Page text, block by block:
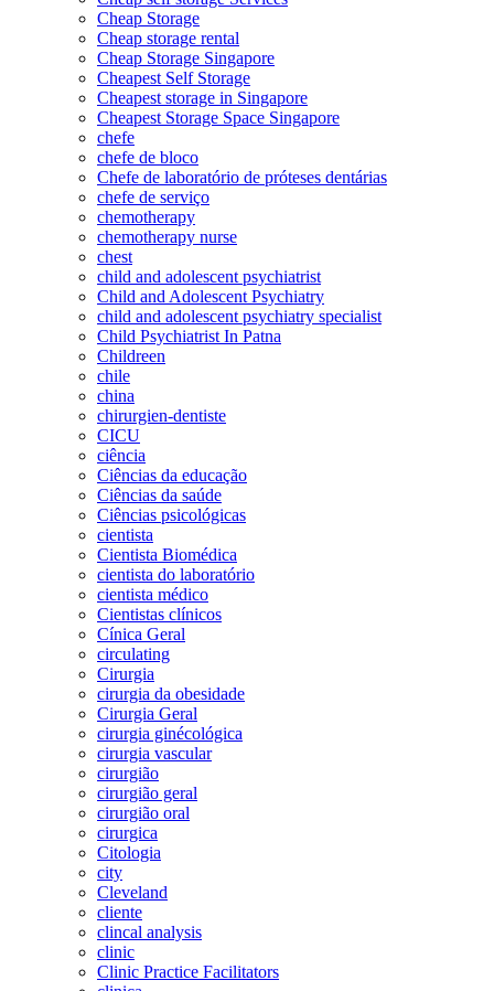
Cheap Storage
Cheap storage rental
Cheap Storage Singapore
Cheapest Self Storage
Cheapest storage in Singapore
Cheapest Storage Space Singapore
chefe
chefe de bloco
Chefe de laboratório de próteses dentárias
chefe de serviço
chemotherapy
chemotherapy nurse
chest
child and adolescent psychiatrist
Child and Adolescent Psychiatry
child and adolescent psychiatry specialist
Child Psychiatrist In Patna
Childreen
chile
china
chirurgien-dentiste
CICU
ciência
Ciências da educação
Ciências da saúde
Ciências psicológicas
cientista
Cientista Biomédica
cientista do laboratório
cientista médico
Cientistas clínicos
Cínica Geral
circulating
Cirurgia
cirurgia da obesidade
Cirurgia Geral
cirurgia ginécológica
cirurgia vascular
cirurgião
cirurgião geral
cirurgião oral
cirurgica
Citologia
city
Cleveland
cliente
clincal analysis
clinic
Clinic Practice Facilitators